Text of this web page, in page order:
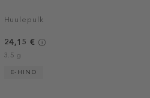
Huulepulk
24,15 €
3.5 g
E-HIND